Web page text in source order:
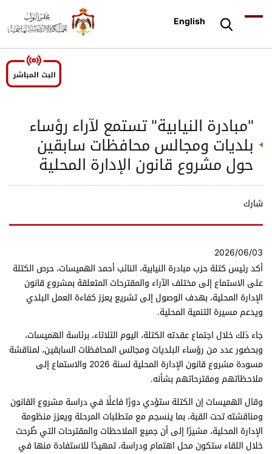
English
"مبادرة النيابية" تستمع لآراء رؤساء
بلديات ومجالس محافظات سابقين
حول مشروع قانون الإدارة المحلية
شارك
2026/06/03
أكد رئيس كتلة حزب مبادرة النيابية، النائب أحمد الهميسات، حرص الكتلة
على الاستماع إلى مختلف الآراء والمقترحات المتعلقة بمشروع قانون
الإدارة المحلية، بهدف الوصول إلى تشريع يعزز كفاءة العمل البلدي
ويدعم مسيرة التنمية المحلية.
جاء ذلك خلال اجتماع عقدته الكتلة، اليوم الثلاثاء، برئاسة الهميسات،
وبحضور عدد من رؤساء البلديات ومجالس المحافظات السابقين، لمناقشة
مسودة مشروع قانون الإدارة المحلية لسنة 2026 والاستماع إلى
ملاحظاتهم ومقترحاتهم بشأنه.
وقال الهميسات إن الكتلة ستؤدي دورًا فاعلًا في دراسة مشروع القانون
ومناقشته تحت القبة، بما ينسجم مع متطلبات المرحلة ويعزز منظومة
الإدارة المحلية، مشيرًا إلى أن جميع الملاحظات والمقترحات التي طُرحت
خلال اللقاء ستكون محل اهتمام ودراسة، تمهيدًا للاستفادة منها في